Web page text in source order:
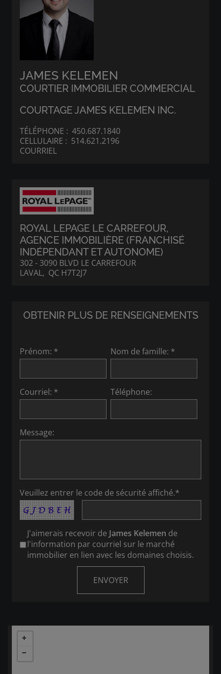
JAMES KELEMEN
COURTIER IMMOBILIER COMMERCIAL
COURTAGE JAMES KELEMEN INC.
TÉLÉPHONE : 450.687.1840
CELLULAIRE : 514.621.2196
COURRIEL
ROYAL LEPAGE LE CARREFOUR,
AGENCE IMMOBILIÈRE (FRANCHISÉ
INDÉPENDANT ET AUTONOME)
302 - 3090 BLVD LE CARREFOUR
LAVAL, QC H7T2J7
OBTENIR PLUS DE RENSEIGNEMENTS
Prénom: * Nom de famille: *
Courriel: * Téléphone:
Message:
Veuillez entrer le code de sécurité affiché.*
J'aimerais recevoir de James Kelemen de
l'information par courriel sur le marché
immobilier en lien avec les domaines choisis.